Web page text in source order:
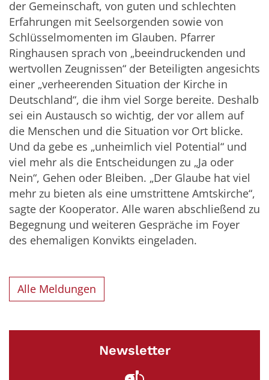
der Gemeinschaft, von guten und schlechten
Erfahrungen mit Seelsorgenden sowie von
Schlüsselmomenten im Glauben. Pfarrer
Ringhausen sprach von „beeindruckenden und
wertvollen Zeugnissen“ der Beteiligten angesichts
einer „verheerenden Situation der Kirche in
Deutschland“, die ihm viel Sorge bereite. Deshalb
sei ein Austausch so wichtig, der vor allem auf
die Menschen und die Situation vor Ort blicke.
Und da gebe es „unheimlich viel Potential“ und
viel mehr als die Entscheidungen zu „Ja oder
Nein“, Gehen oder Bleiben. „Der Glaube hat viel
mehr zu bieten als eine umstrittene Amtskirche“,
sagte der Kooperator. Alle waren abschließend zu
Begegnung und weiteren Gespräche im Foyer
des ehemaligen Konvikts eingeladen.
Alle Meldungen
Newsletter